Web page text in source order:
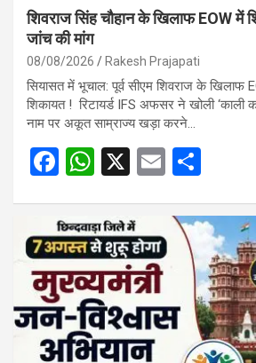
शिवराज सिंह चौहान के खिलाफ EOW में
जांच की मांग
08/08/2026 Rakesh Prajapati
सियासत में भूचाल: पूर्व सीएम शिवराज के खिलाफ
शिकायत ! रिटायर्ड IFS अफसर ने खोली ‘काली
नाम पर अकूत साम्राज्य खड़ा करने…
F
ce
b
o
o
k
W
at
s
A
p
p
X
E
ail ar
e